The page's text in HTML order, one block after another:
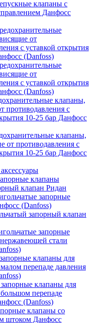
клапаны с
Данфосс
от
с уставкой открытия
(Danfoss)
от
с уставкой открытия
(Danfoss)
клапаны,
противодавления с
10-25 бар Данфосс
клапаны,
от противодавления с
10-25 бар Данфосс
клапаны
клапан Ридан
запорные
(Danfoss)
запорный клапан
запорные
стали
клапаны для
перепаде давления
клапаны для
перепаде
(Danfoss)
клапаны со
штоком Данфосс